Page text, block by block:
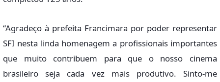
“Agradeço à prefeita Francimara por poder representar
SFI nesta linda homenagem a profissionais importantes
que muito contribuem para que o nosso cinema
brasileiro seja cada vez mais produtivo. Sinto-me